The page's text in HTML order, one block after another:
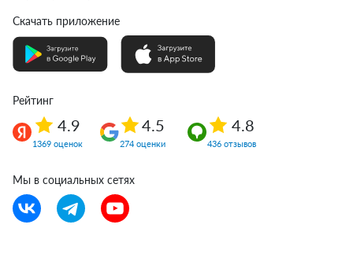
Скачать приложение
Рейтинг
4.9
1369 оценок
4.5
274 оценки
4.8
436 отзывов
Мы в социальных сетях